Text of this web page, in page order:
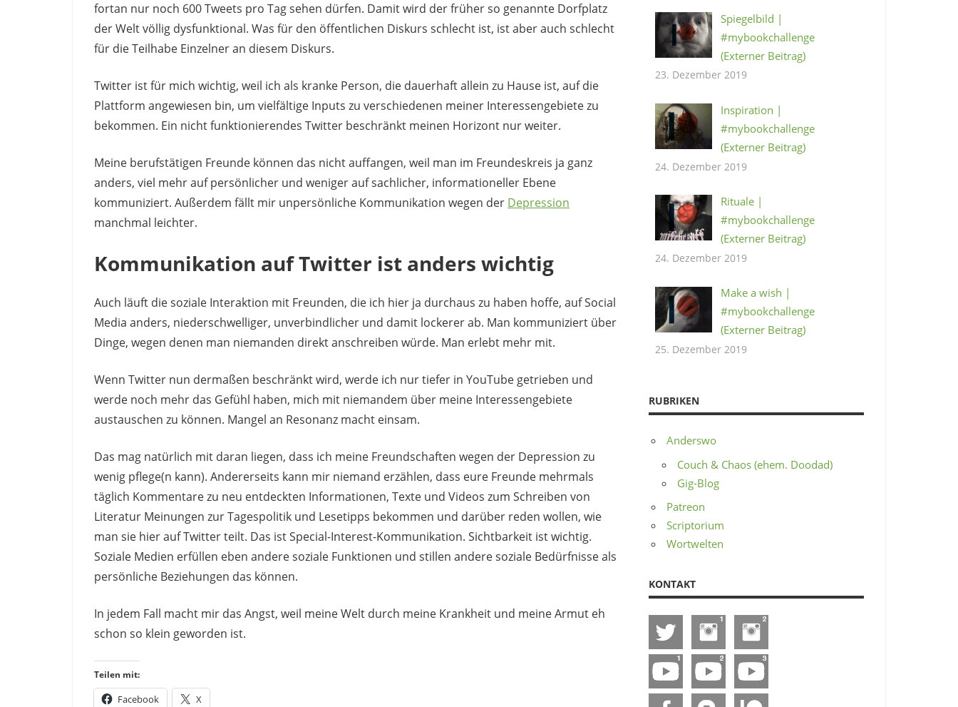
fortan nur noch 600 Tweets pro Tag sehen dürfen. Damit wird der früher so genannte Dorfplatz
der Welt völlig dysfunktional. Was für den öffentlichen Diskurs schlecht ist, ist aber auch schlecht
für die Teilhabe Einzelner an diesem Diskurs.
Twitter ist für mich wichtig, weil ich als kranke Person, die dauerhaft allein zu Hause ist, auf die
Plattform angewiesen bin, um vielfältige Inputs zu verschiedenen meiner Interessengebiete zu
bekommen. Ein nicht funktionierendes Twitter beschränkt meinen Horizont nur weiter.
Meine berufstätigen Freunde können das nicht auffangen, weil man im Freundeskreis ja ganz
anders, viel mehr auf persönlicher und weniger auf sachlicher, informationeller Ebene
kommuniziert. Außerdem fällt mir unpersönliche Kommunikation wegen der Depression
manchmal leichter.
Kommunikation auf Twitter ist anders wichtig
Auch läuft die soziale Interaktion mit Freunden, die ich hier ja durchaus zu haben hoffe, auf Social
Media anders, niederschwelliger, unverbindlicher und damit lockerer ab. Man kommuniziert über
Dinge, wegen denen man niemanden direkt anschreiben würde. Man erlebt mehr mit.
Wenn Twitter nun dermaßen beschränkt wird, werde ich nur tiefer in YouTube getrieben und
werde noch mehr das Gefühl haben, mich mit niemandem über meine Interessengebiete
austauschen zu können. Mangel an Resonanz macht einsam.
Das mag natürlich mit daran liegen, dass ich meine Freundschaften wegen der Depression zu
wenig pflege(n kann). Andererseits kann mir niemand erzählen, dass eure Freunde mehrmals
täglich Kommentare zu neu entdeckten Informationen, Texte und Videos zum Schreiben von
Literatur Meinungen zur Tagespolitik und Lesetipps bekommen und darüber reden wollen, wie
man sie hier auf Twitter teilt. Das ist Special-Interest-Kommunikation. Sichtbarkeit ist wichtig.
Soziale Medien erfüllen eben andere soziale Funktionen und stillen andere soziale Bedürfnisse als
persönliche Beziehungen das können.
In jedem Fall macht mir das Angst, weil meine Welt durch meine Krankheit und meine Armut eh
schon so klein geworden ist.
Teilen mit:
Facebook X
Spiegelbild |
#mybookchallenge
(Externer Beitrag)
23. Dezember 2019
Inspiration |
#mybookchallenge
(Externer Beitrag)
24. Dezember 2019
Rituale |
#mybookchallenge
(Externer Beitrag)
24. Dezember 2019
Make a wish |
#mybookchallenge
(Externer Beitrag)
25. Dezember 2019
RUBRIKEN
Anderswo
Couch & Chaos (ehem. Doodad)
Gig-Blog
Patreon
Scriptorium
Wortwelten
KONTAKT